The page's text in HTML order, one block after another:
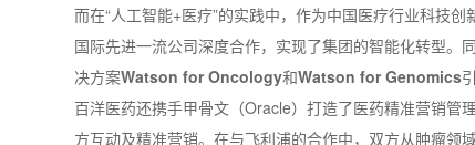
而在“人工智能+医疗”的实践中，作为中国医疗行业科技
国际先进一流公司深度合作，实现了集团的智能化转型
决方案Watson for Oncology和Watson for Genomics
百洋医药还携手甲骨文（Oracle）打造了医药精准营销
方互动及精准营销。在与飞利浦的合作中，双方从肿瘤